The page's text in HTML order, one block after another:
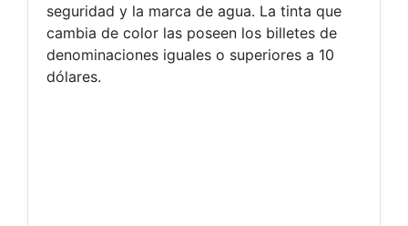
seguridad y la marca de agua. La tinta que
cambia de color las poseen los billetes de
denominaciones iguales o superiores a 10
dólares.